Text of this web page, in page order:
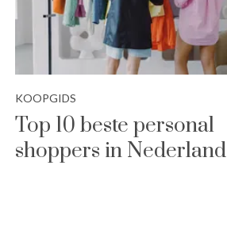
KOOPGIDS
Top 10 beste personal
shoppers in Nederland